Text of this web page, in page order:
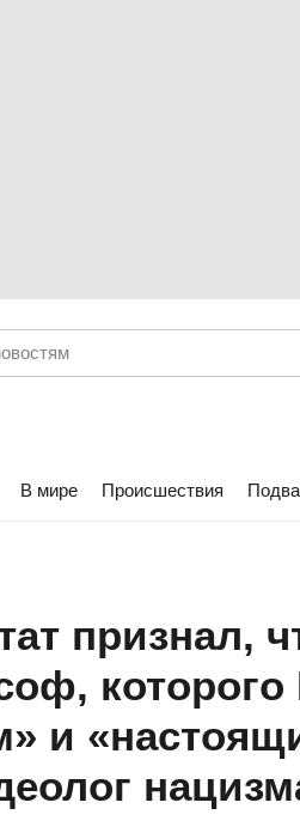
В мире Происшествия
признал,
которого
и